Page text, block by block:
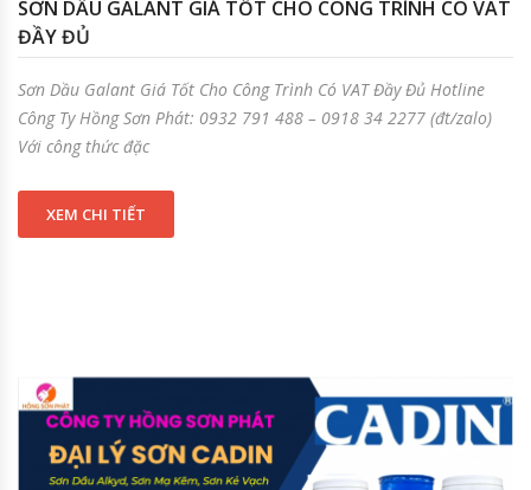
SƠN DẦU GALANT GIÁ TỐT CHO CÔNG TRÌNH CÓ VAT
ĐẦY ĐỦ
Sơn Dầu Galant Giá Tốt Cho Công Trình Có VAT Đầy Đủ Hotline
Công Ty Hồng Sơn Phát: 0932 791 488 – 0918 34 2277 (đt/zalo)
Với công thức đặc
XEM CHI TIẾT